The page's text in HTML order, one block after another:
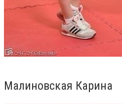
Малиновская Карина